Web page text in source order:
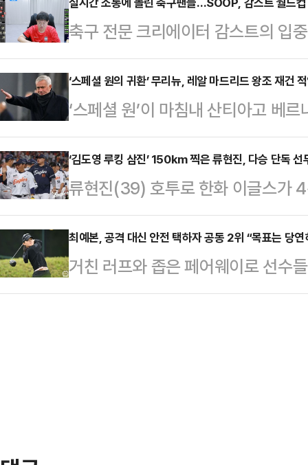
를 연출했다.홍명보 감독이 이끄는
오전 멕시코 과달라하라 스타디움
조별리그 A조 1차전에서 황인범과
뒀다. 이번 승리는 지난 2010년 남
선 첫 경기 승리다.역사적인 대기록
들을 응원한 스…
축구 전문 크리에이터 감스트의 입
에 따르면 이날 정오 기준 감스트의
으로 집계됐다. 감스트는 공식 중계
반응과 해설을 전달하는 입중계 방
하프타임 시간대에도 시청자가 증
경기를 시청하던 이용자들이 경기
에 유입된 것으로 풀이된다.감스트
그, 국제 대회 등을…
‘스페셜 원의 귀환’ 무리뉴, 레알 마드리드 왕조 재건
‘스페셜 원’이 마침내 산티아고 베
메라리가의 레알 마드리드가 12일
독의 영입을 공식 발표했다.과거 바
금기를 이끌었던 무리뉴 감독은 팀
휘봉을 잡게 됐다. 계약 기간은
"무리뉴 감독이 다가오는 프리시즌
로 팀에 합류해 선수단을 이끌 것"
레알…
‘김도영 루킹 삼진’ 150km 찍은 류현진, 다승 단독
류현진(39) 호투로 한화 이글스가
명볼파크에서 펼쳐진 ‘2026 신한
즈를 5-1로 제압, 위닝 시리즈를 달
도 실점을 최소화하고 6이닝(7피
수확했다. 최근 7경기에서 6승을
최예본, 공격 대신 안전 택하자 공동 2위 “목표는 당연
거친 러프와 좁은 페어웨이로 선수
(23, 까르마)이 철저하게 안전을 택